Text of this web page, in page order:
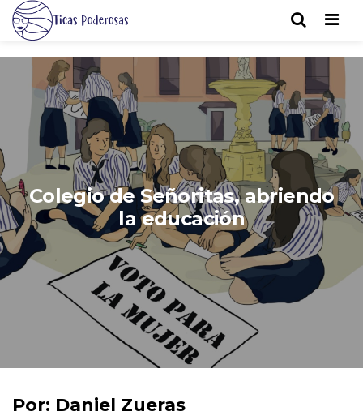
Colegio de Señoritas, abriendo
la educación
Por: Daniel Zueras